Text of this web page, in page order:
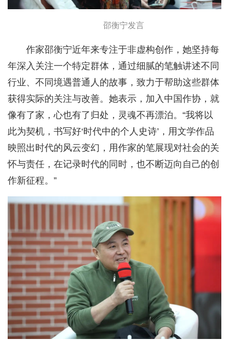
邵衡宁发言
作家邵衡宁近年来专注于非虚构创作，她坚持每
年深入关注一个特定群体，通过细腻的笔触讲述不同
行业、不同境遇普通人的故事，致力于帮助这些群体
获得实际的关注与改善。她表示，加入中国作协，就
像有了家，心也有了归处，灵魂不再漂泊。“我将以
此为契机，书写好‘时代中的个人史诗’，用文学作品
映照出时代的风云变幻，用作家的笔展现对社会的关
怀与责任，在记录时代的同时，也不断迈向自己的创
作新征程。”